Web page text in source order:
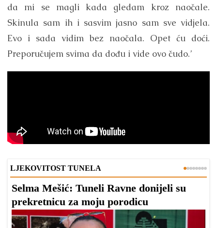
da mi se magli kada gledam kroz naočale.
Skinula sam ih i sasvim jasno sam sve vidjela.
Evo i sada vidim bez naočala. Opet ću doći.
Preporučujem svima da dođu i vide ovo čudo.’
LJEKOVITOST TUNELA
Selma Mešić: Tuneli Ravne donijeli su
prekretnicu za moju porodicu